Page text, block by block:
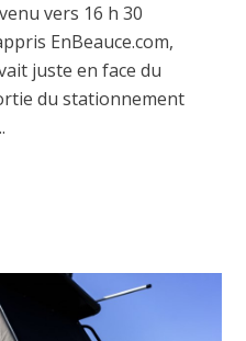
vers 16 h 30
EnBeauce.com,
juste en face du
du stationnement